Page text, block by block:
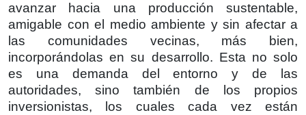
avanzar hacia una producción sustentable,
amigable con el medio ambiente y sin afectar a
las comunidades vecinas, más bien,
incorporándolas en su desarrollo. Esta no solo
es una demanda del entorno y de las
autoridades, sino también de los propios
inversionistas, los cuales cada vez están